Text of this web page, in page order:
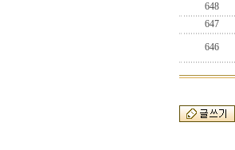
648
647
646